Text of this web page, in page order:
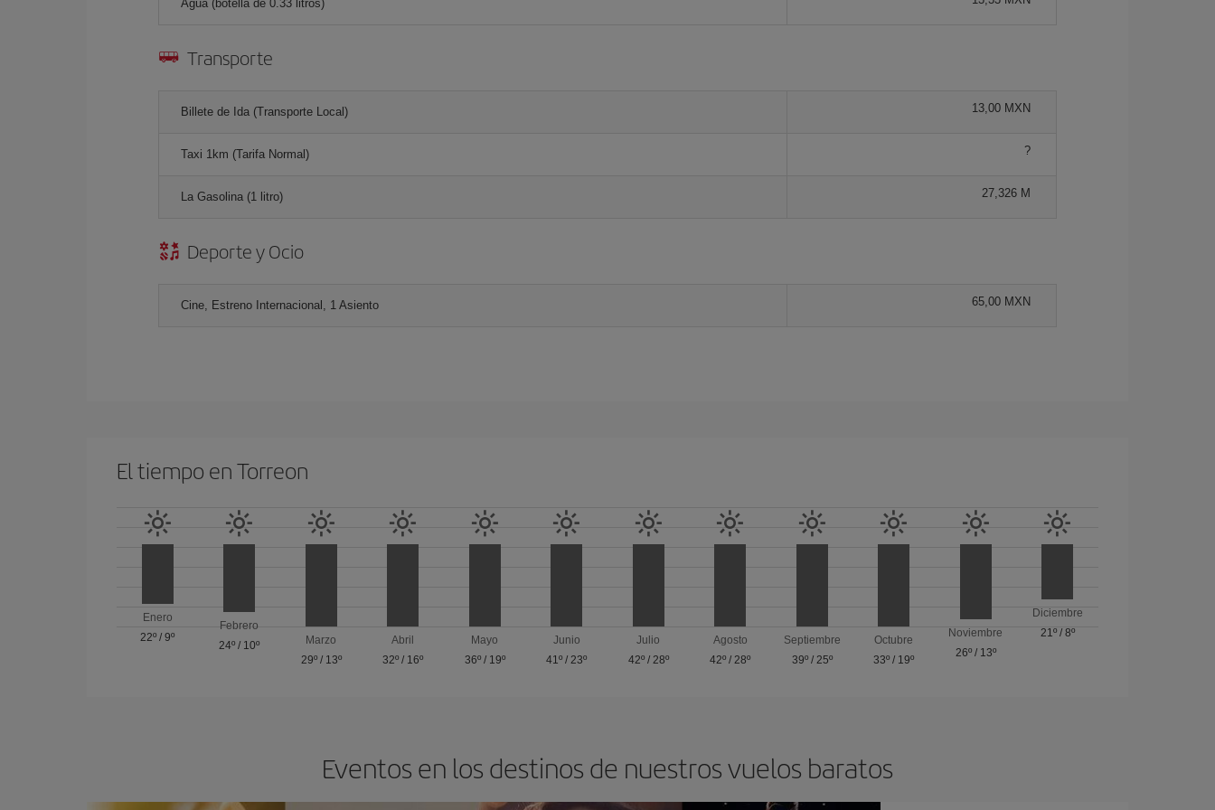
Agua (botella de 0.33 litros)
Transporte
Billete de Ida (Transporte Local) 13,00 MXN
Taxi 1km (Tarifa Normal) ?
La Gasolina (1 litro) 27,326 M
Deporte y Ocio
Cine, Estreno Internacional, 1 Asiento 65,00 MXN
El tiempo en Torreon
Enero
22º /9º
Febrero
24º / 10º
Marzo
29º/ 13º
Abril
32º / 16º
Mayo
36º/ 19º
Junio
41º / 23º
Julio
42º/ 28º
Agosto
42º / 28º
Septiembre
39º/ 25º
Octubre
33º / 19º
Noviembre
26º/ 13º
Diciembre
21º/ 8º
Eventos en los destinos de nuestros vuelos baratos